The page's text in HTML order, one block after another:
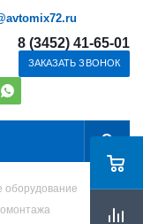
8 (3452) 41-65-01
ЗАКАЗАТЬ ЗВОНОК